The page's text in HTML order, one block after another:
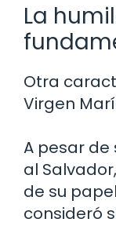
La
Otra
Virgen
A pesar de
al
de su
consideró